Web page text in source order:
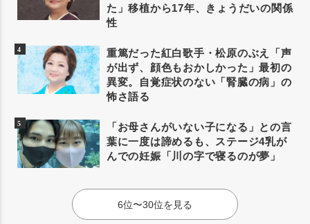
た」移植から17年、きょうだいの関係
性
重篤だった紅白歌手・松原のぶえ「声
が出ず、顔色もおかしかった」最初の
異変。自覚症状のない「腎臓の病」の
怖さ語る
「お母さんがいない子になる」との言
葉に一度は諦めるも、ステージ4乳が
んでの妊娠「川の字で寝るのが夢」
6位〜30位を見る